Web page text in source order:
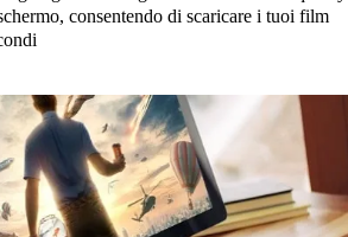
consentendo di scaricare i tuoi film